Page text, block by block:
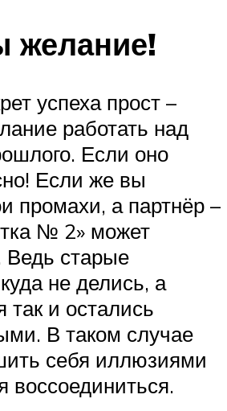
желание!
успеха прост –
работать над
Если оно
Если же вы
промахи, а партнёр –
№ 2» может
Ведь старые
не делись, а
так и остались
В таком случае
себя иллюзиями
воссоединиться.